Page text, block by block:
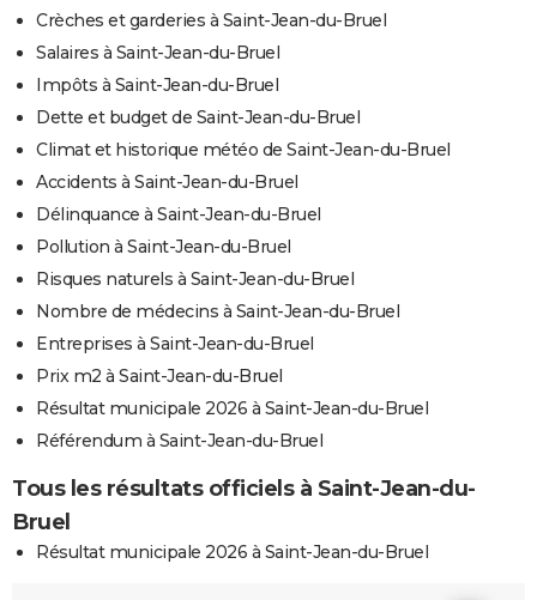
Crèches et garderies à Saint-Jean-du-Bruel
Salaires à Saint-Jean-du-Bruel
Impôts à Saint-Jean-du-Bruel
Dette et budget de Saint-Jean-du-Bruel
Climat et historique météo de Saint-Jean-du-Bruel
Accidents à Saint-Jean-du-Bruel
Délinquance à Saint-Jean-du-Bruel
Pollution à Saint-Jean-du-Bruel
Risques naturels à Saint-Jean-du-Bruel
Nombre de médecins à Saint-Jean-du-Bruel
Entreprises à Saint-Jean-du-Bruel
Prix m2 à Saint-Jean-du-Bruel
Résultat municipale 2026 à Saint-Jean-du-Bruel
Référendum à Saint-Jean-du-Bruel
Tous les résultats officiels à Saint-Jean-du-
Bruel
Résultat municipale 2026 à Saint-Jean-du-Bruel